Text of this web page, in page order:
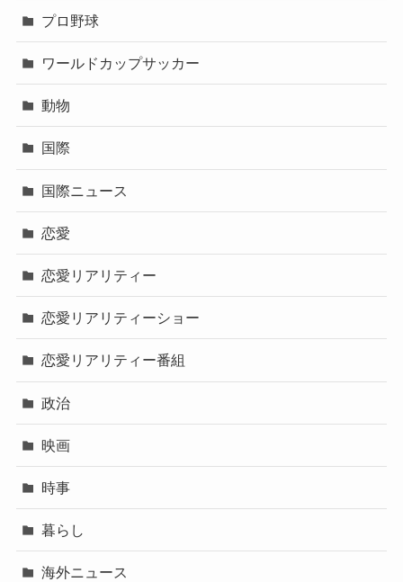
プロ野球
ワールドカップサッカー
動物
国際
国際ニュース
恋愛
恋愛リアリティー
恋愛リアリティーショー
恋愛リアリティー番組
政治
映画
時事
暮らし
海外ニュース